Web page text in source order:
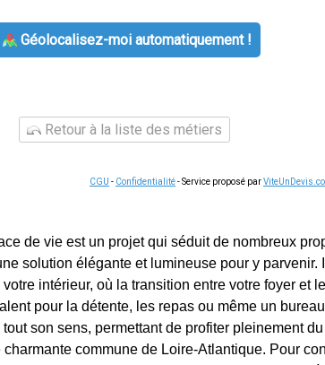
Géolocalisez-moi automatiquement !
Retour à la liste des métiers
CGU - Confidentialité- Service proposé par
de vie est un projet qui séduit de nombreux
solution élégante et lumineuse pour y parvenir.
intérieur, où la transition entre votre foyer et
pour la détente, les repas ou même un
son sens, permettant de profiter pleinement
commune de Loire-Atlantique. Pour